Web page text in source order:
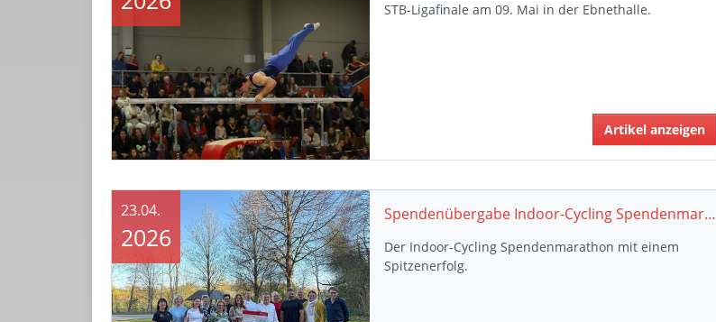
STB-Ligafinale am 09. Mai in der Ebnethalle.
Artikel anzeigen
Spendenübergabe Indoor-Cycling Spendenmarathon
Der Indoor-Cycling Spendenmarathon mit einem
Spitzenerfolg.
23.04.
2026